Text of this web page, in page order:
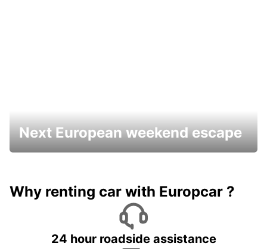
Next European weekend escape
Why renting car with Europcar ?
24 hour roadside assistance